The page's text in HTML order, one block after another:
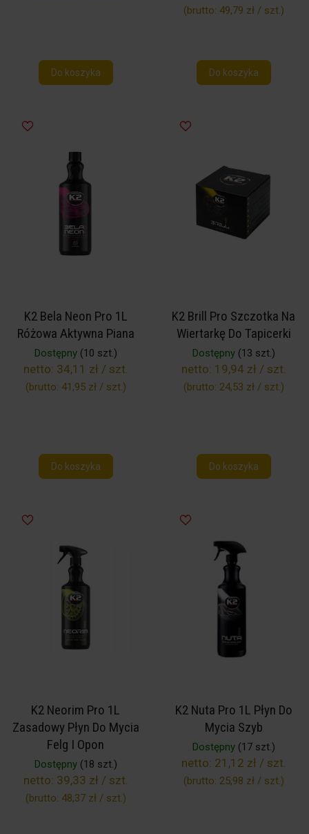
Do koszyka
(brutto: 49,79 zł / szt.)
Do koszyka
K2 Bela Neon Pro 1L
Różowa Aktywna Piana
Dostępny(10 szt.)
netto: 34,11 zł / szt.
(brutto: 41,95 zł / szt.)
Do koszyka
K2 Brill Pro Szczotka Na
Wiertarkę Do Tapicerki
Dostępny(13 szt.)
netto: 19,94 zł / szt.
(brutto: 24,53 zł / szt.)
Do koszyka
K2 Neorim Pro 1L
Zasadowy Płyn Do Mycia
Felg I Opon
Dostępny(18 szt.)
netto: 39,33 zł / szt.
(brutto: 48,37 zł / szt.)
K2 Nuta Pro 1L Płyn Do
Mycia Szyb
Dostępny(17 szt.)
netto: 21,12 zł / szt.
(brutto: 25,98 zł / szt.)